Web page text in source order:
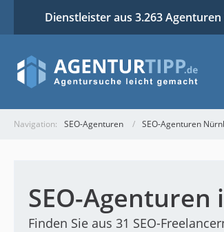
Dienstleister aus 3.263
Navigation: SEO-Agenturen SEO-Agenturen
SEO-
Finden Sie aus 31 SEO-